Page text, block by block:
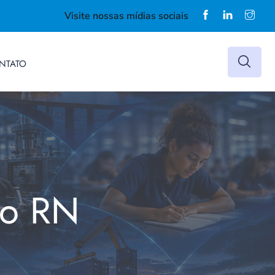
Visite nossas mídias sociais
RN